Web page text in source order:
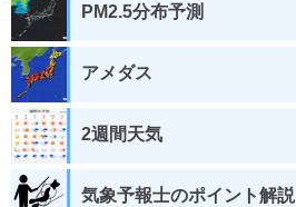
PM2.5分布予測
アメダス
2週間天気
気象予報士のポイント解説